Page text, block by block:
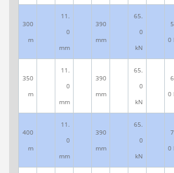
300
m
11.
0
mm
390
mm
65.
0
kN
0
350
m
11.
0
mm
390
mm
65.
0
kN
0
400
m
11.
0
mm
390
mm
65.
0
kN
0